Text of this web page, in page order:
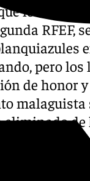
los
RFEF,
pero
de honor
malaguista
de
en la